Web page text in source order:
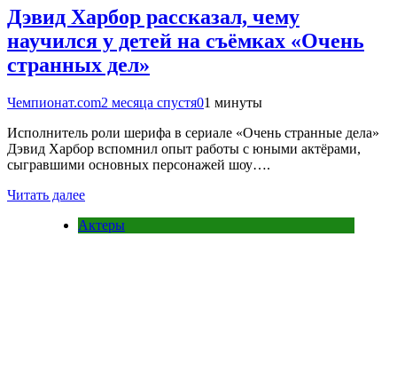
Дэвид Харбор рассказал, чему
научился у детей на съёмках «Очень
странных дел»
Чемпионат.com2 месяца спустя01 минуты
Исполнитель роли шерифа в сериале «Очень странные дела»
Дэвид Харбор вспомнил опыт работы с юными актёрами,
сыгравшими основных персонажей шоу….
Читать далее
Актеры